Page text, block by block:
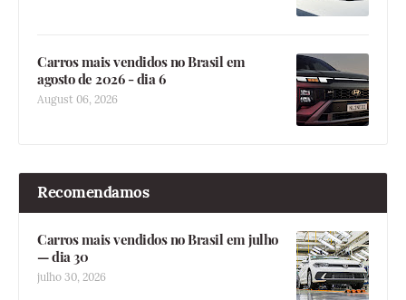
Carros mais vendidos no Brasil em
agosto de 2026 - dia 6
August 06, 2026
Recomendamos
Carros mais vendidos no Brasil em julho
— dia 30
julho 30, 2026